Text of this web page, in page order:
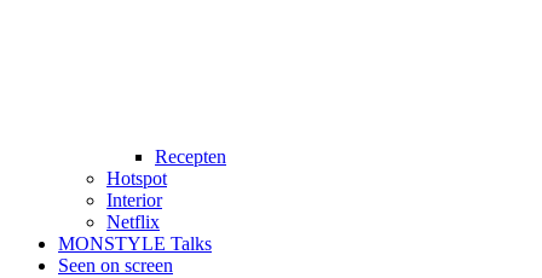
Recepten
Hotspot
Interior
Netflix
MONSTYLE Talks
Seen on screen